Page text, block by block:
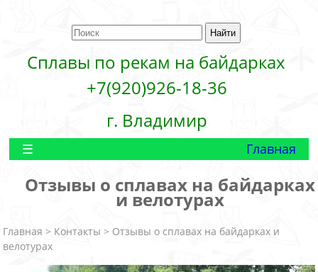
Сплавы по рекам на байдарках
+7(920)926-18-36
г. Владимир
Главная
Отзывы о сплавах на байдарках
и велотурах
Главная > Контакты > Отзывы о сплавах на байдарках и
велотурах